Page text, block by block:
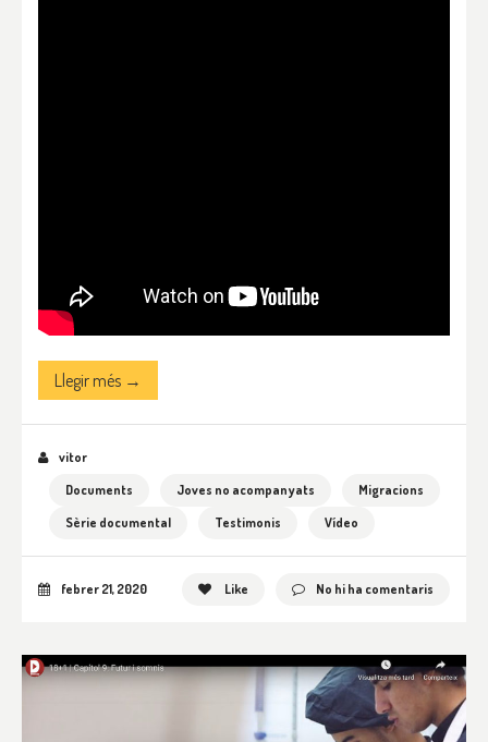
Llegir més →
vitor
Documents
Joves no acompanyats
Migracions
Sèrie documental
Testimonis Vídeo
febrer 21, 2020 Like No hi ha comentaris